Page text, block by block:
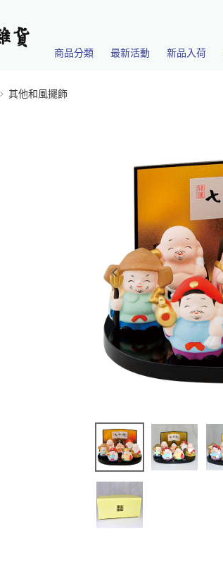
商品分類 最新活動 新品入荷
其他和風擺飾